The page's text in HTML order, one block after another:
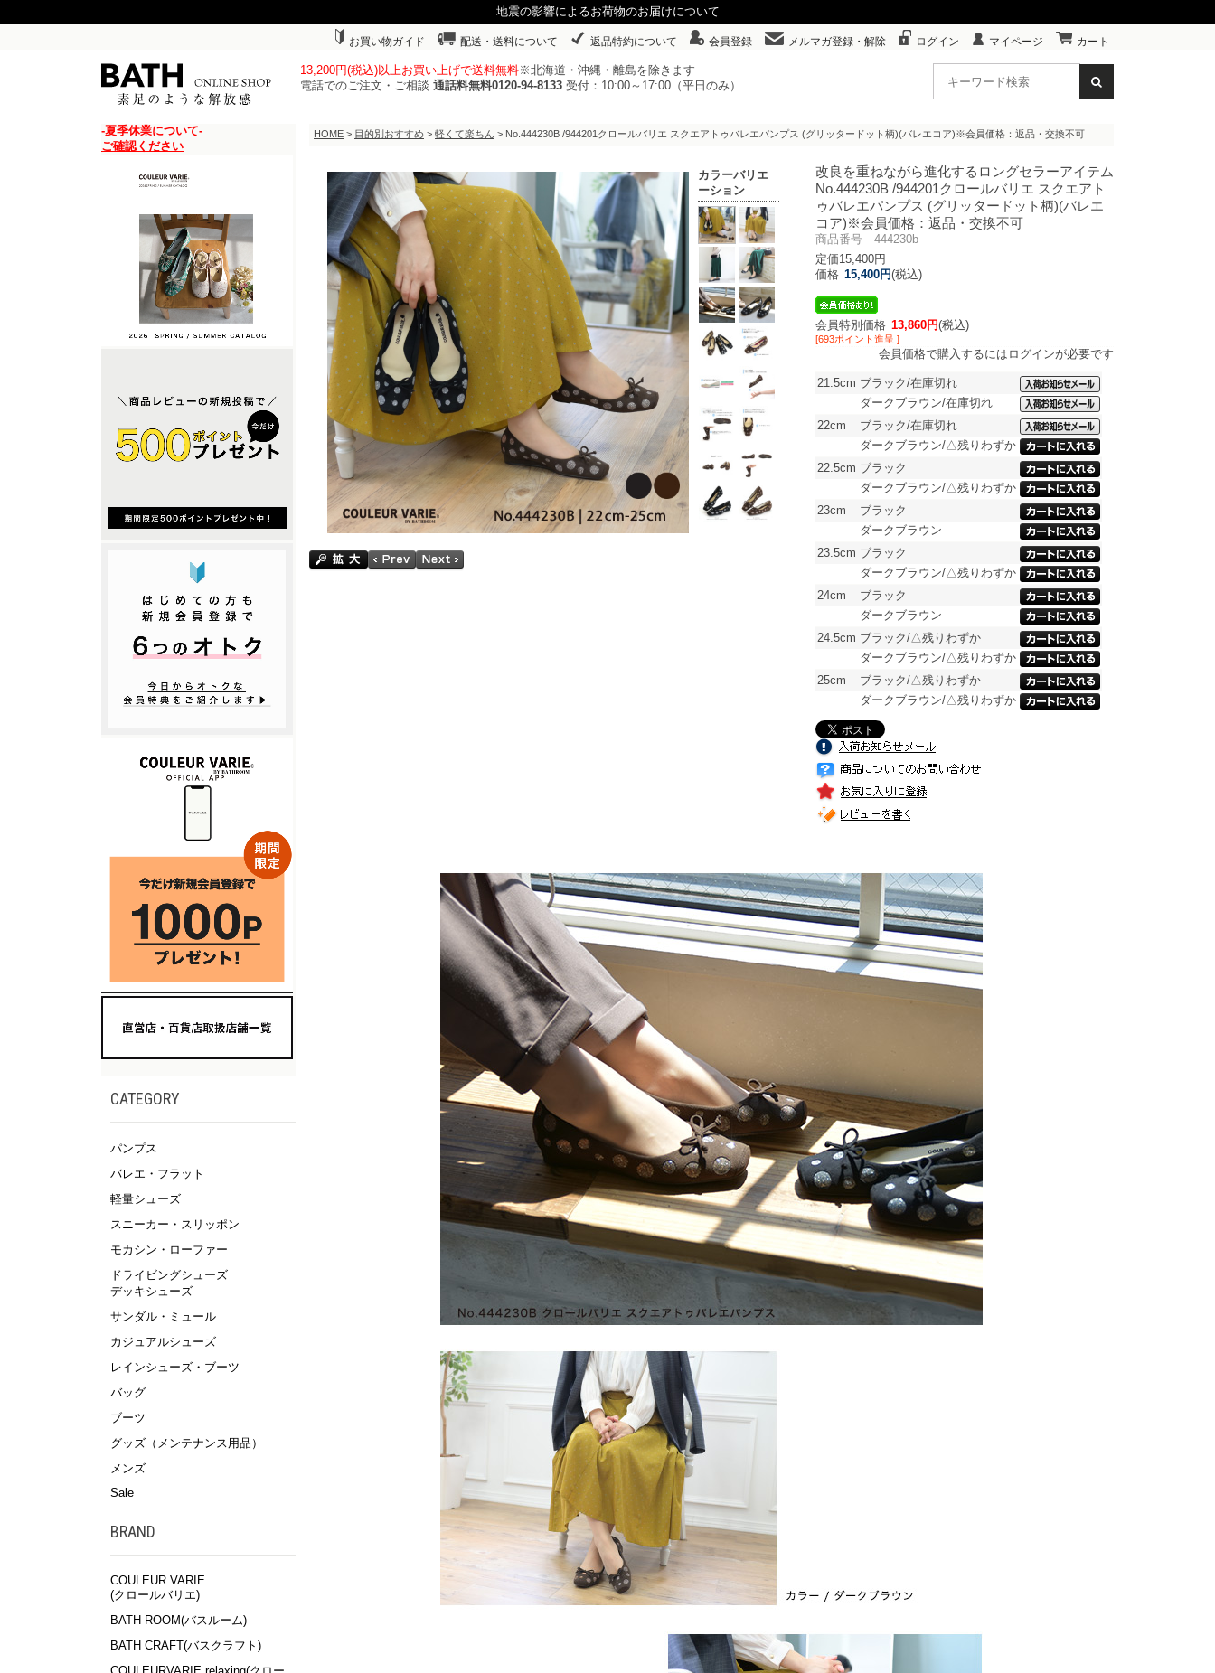
地震の影響によるお荷物のお届けについて
お買い物ガイド 配送・送料について 返品特約について 会員登録 メルマガ登録・解除 ログイン マイページ カート
13,200円(税込)以上お買い上げで送料無料※北海道・沖縄・離島を除きます
電話でのご注文・ご相談 通話料無料0120-94-8133 受付：10:00～17:00（平日のみ）
-夏季休業について-
ご確認ください
CATEGORY
パンプス
バレエ・フラット
軽量シューズ
スニーカー・スリッポン
モカシン・ローファー
ドライビングシューズ
デッキシューズ
サンダル・ミュール
カジュアルシューズ
レインシューズ・ブーツ
バッグ
ブーツ
グッズ（メンテナンス用品）
メンズ
Sale
BRAND
COULEUR VARIE
(クロールバリエ)
BATH ROOM(バスルーム)
BATH CRAFT(バスクラフト)
HOME > 目的別おすすめ > 軽くて楽ちん > No.444230B /944201クロールバリエ スクエアトゥバレエパンプス (グリッタードット柄)(バレエコア)※会員価格：返品・交換不可
改良を重ねながら進化するロングセラーアイテム
No.444230B /944201クロールバリエ スクエアト
ゥバレエパンプス (グリッタードット柄)(バレエ
コア)※会員価格：返品・交換不可
商品番号 444230b
定価15,400円
価格 15,400円(税込)
会員特別価格 13,860円(税込)
[693ポイント進呈 ]
会員価格で購入するにはログインが必要です
21.5cm ブラック/在庫切れ
ダークブラウン/在庫切れ
22cm
ブラック/在庫切れ
ダークブラウン/△残りわずか
22.5cm ブラック
ダークブラウン/△残りわずか
23cm
ブラック
ダークブラウン
23.5cm ブラック
ダークブラウン/△残りわずか
24cm
ブラック
ダークブラウン
24.5cm ブラック/△残りわずか
ダークブラウン/△残りわずか
25cm
ブラック/△残りわずか
ダークブラウン/△残りわずか
カラーバリエ
ーション